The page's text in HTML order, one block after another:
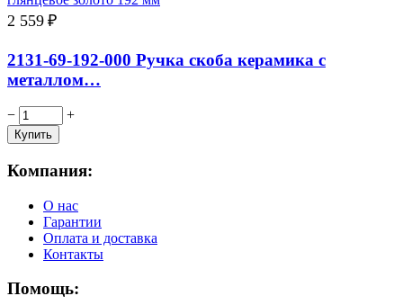
2 559 ₽
2131-69-192-000 Ручка скоба керамика с
металлом…
− +
Компания:
О нас
Гарантии
Оплата и доставка
Контакты
Помощь: